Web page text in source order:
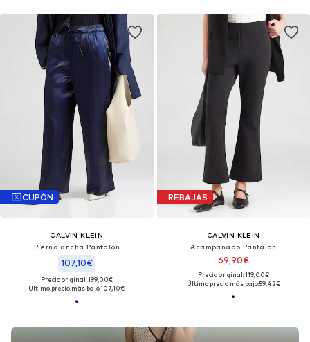
CUPÓN
CALVIN KLEIN
Pierna ancha Pantalón
107,10€
Precio original: 199,00€
Último precio más bajo:107,10€
REBAJAS
CALVIN KLEIN
Acampanado Pantalón
69,90€
Precio original: 119,00€
Último precio más bajo:59,42€